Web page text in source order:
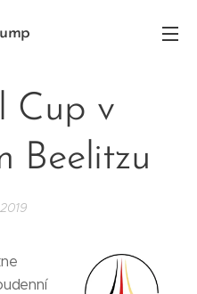
Cup v
Beelitzu